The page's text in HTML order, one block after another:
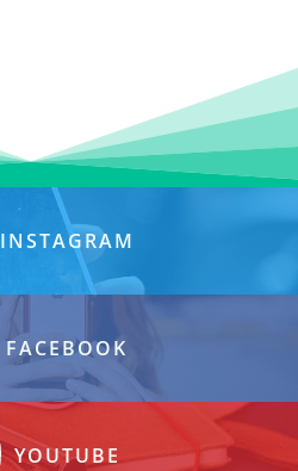
INSTAGRAM
FACEBOOK
YOUTUBE